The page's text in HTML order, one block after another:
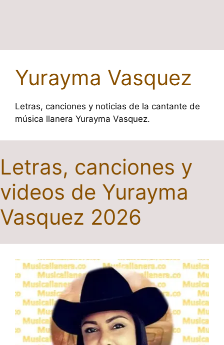
Yurayma Vasquez
Letras, canciones y noticias de la cantante de
música llanera Yurayma Vasquez.
Letras, canciones y
videos de Yurayma
Vasquez 2026